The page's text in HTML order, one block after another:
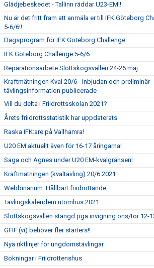
Glädjebeskedet - Tallinn räddar U23-EM!!
Nu är det fritt fram att anmäla er till IFK Göteborg
5-6/6!!
Dagsprogram för IFK Göteborg Challenge
IFK Göteborg Challenge 5-6/6
Reparationsarbete Slottskogsvallen 24-26 maj
Kraftmätningen Kval 20/6 - Inbjudan och preliminär
tävlingsinformation publicerade
Vill du delta i Friidrottsskolan 2021?
Årets friidrottsstatistik har uppdaterats
Raska IFK:are på Vallhamra!
U20 EM aktuellt även för 16-17 åringarna!
Saga och Agnes under U20 EM-kvalgränsen!
Kraftmätningen (kvaltävling) 20/6 2021
Webbinarium: Hållbart friidrottande
Tävlingskalendern utomhus 2021
Slottskogsvallen stängd pga invigning ons/tor 12-
GFIF (vi) behöver fler starters!!
Nya riktlinjer för ungdomstävlingar
Bokningar i Friidrottenshus